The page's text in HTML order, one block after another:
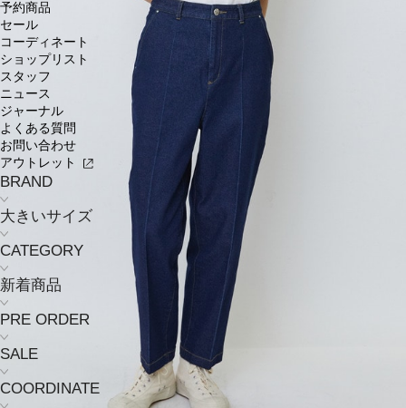
予約商品
セール
コーディネート
ショップリスト
スタッフ
ニュース
ジャーナル
よくある質問
お問い合わせ
アウトレット
BRAND
大きいサイズ
CATEGORY
新着商品
PRE ORDER
SALE
COORDINATE